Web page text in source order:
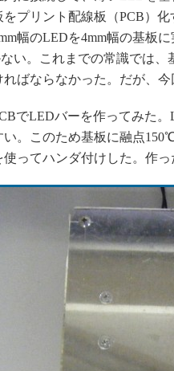
をプリント配線板（PCB）
幅のLEDを4mm幅の基板
ない。これまでの常識では
ればならなかった。だが、
でLEDバーを作ってみた
い。このため基板に融点
使ってハンダ付けした。作っ